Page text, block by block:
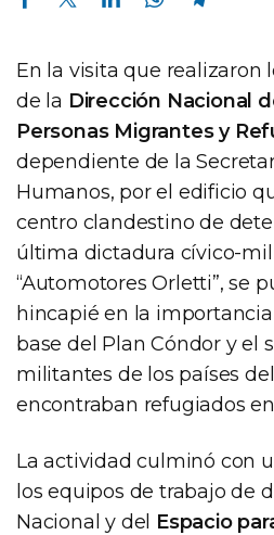
En la visita que realizaron
de la Dirección Nacional
Personas Migrantes y
dependiente de la
Humanos, por el edificio
centro clandestino de
última dictadura cívico-
“Automotores Orletti”, se
hincapié en la
base del Plan Cóndor y el
militantes de los países
encontraban refugiados
La actividad culminó con
los equipos de trabajo de
Nacional y del Espacio